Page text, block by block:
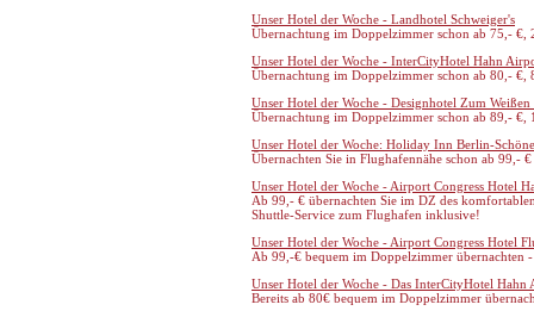
Unser Hotel der Woche - Landhotel Schweiger's
Übernachtung im Doppelzimmer schon ab 75,- €,
Unser Hotel der Woche - InterCityHotel Hahn
Übernachtung im Doppelzimmer schon ab 80,- €,
Unser Hotel der Woche - Designhotel Zum Weißen
Übernachtung im Doppelzimmer schon ab 89,- €,
Unser Hotel der Woche: Holiday Inn Berlin-
Übernachten Sie in Flughafennähe schon ab 99,-
Unser Hotel der Woche - Airport Congress Hotel
Ab 99,- € übernachten Sie im DZ des
Shuttle-Service zum Flughafen inklusive!
Unser Hotel der Woche - Airport Congress Hotel
Ab 99,-€ bequem im Doppelzimmer übernachten
Unser Hotel der Woche - Das InterCityHotel Hahn
Bereits ab 80€ bequem im Doppelzimmer